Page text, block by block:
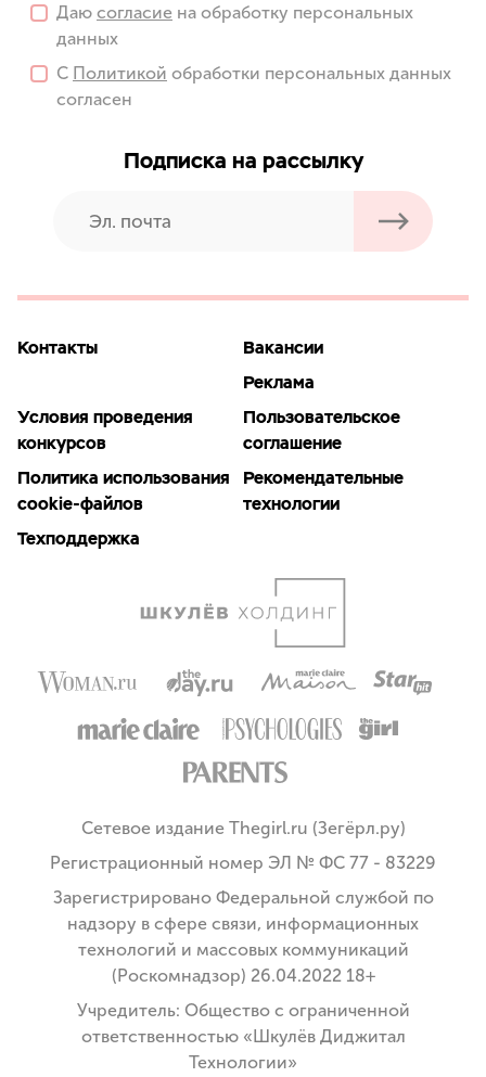
Даю согласие на обработку персональных
данных
С Политикой обработки персональных данных
согласен
Подписка на рассылку
Контакты
Вакансии
Реклама
Условия проведения
конкурсов
Пользовательское
соглашение
Политика использования
cookie-файлов
Рекомендательные
технологии
Техподдержка
Сетевое издание Thegirl.ru (Зегёрл.ру)
Регистрационный номер ЭЛ № ФС 77 - 83229
Зарегистрировано Федеральной службой по
надзору в сфере связи, информационных
технологий и массовых коммуникаций
(Роскомнадзор) 26.04.2022 18+
Учредитель: Общество с ограниченной
ответственностью «Шкулёв Диджитал
Технологии»